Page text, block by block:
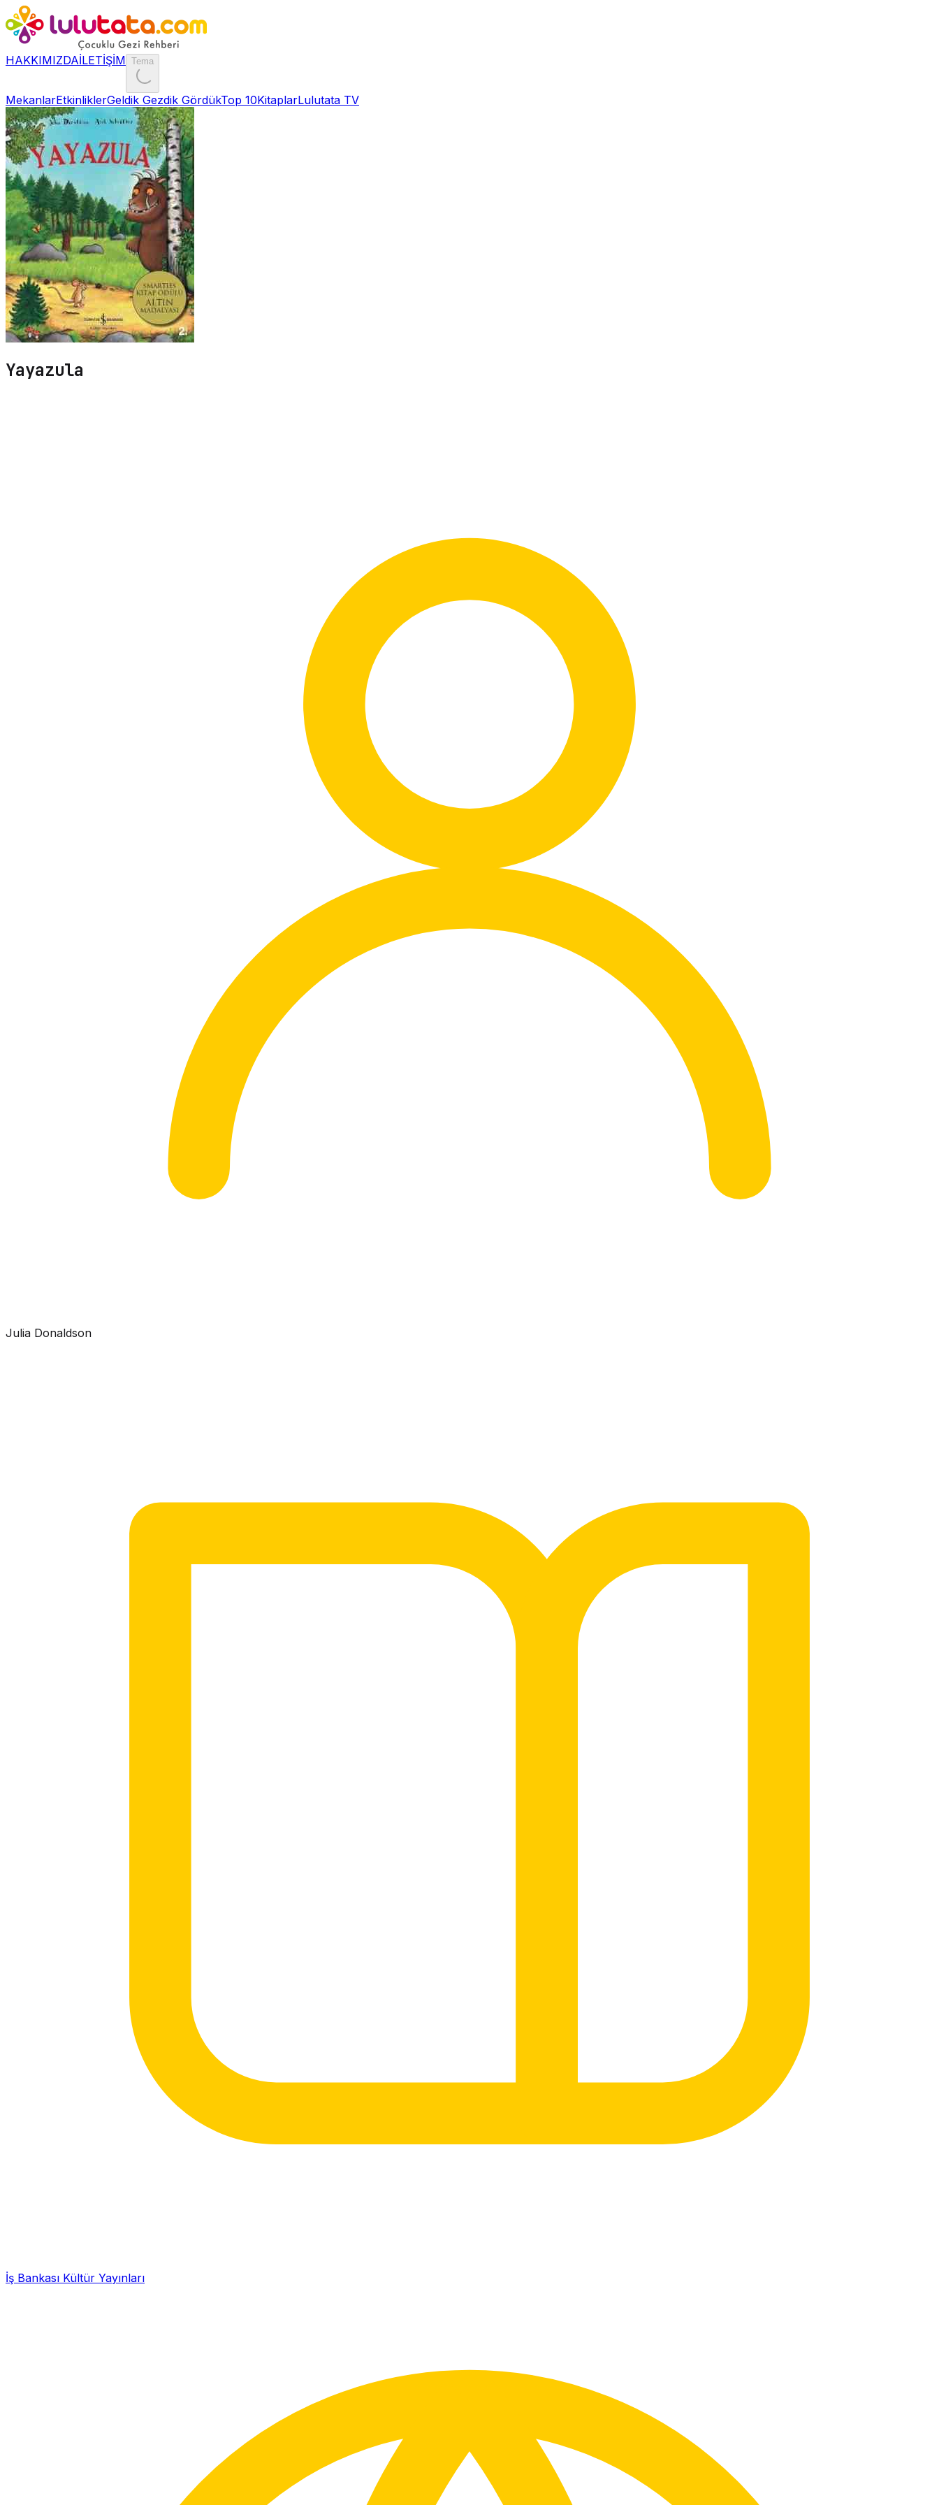
HAKKIMIZDAİLETİŞİM Tema
MekanlarEtkinliklerGeldik Gezdik GördükTop 10KitaplarLulutata TV
Yayazula
Julia Donaldson
İş Bankası Kültür Yayınları